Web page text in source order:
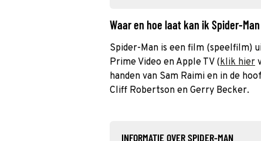
Waar en hoe laat kan ik Spider-
Spider-Man is een film (speelfilm)
Prime Video en Apple TV (klik hier
handen van Sam Raimi en in de
Cliff Robertson en Gerry Becker.
INFORMATIE OVER SPIDER-MAN